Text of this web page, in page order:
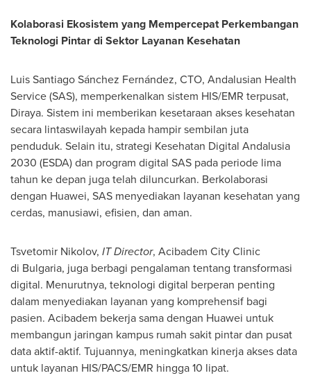
Kolaborasi Ekosistem yang Mempercepat Perkembangan
Teknologi Pintar di Sektor Layanan Kesehatan
Luis Santiago Sánchez Fernández, CTO, Andalusian Health
Service (SAS), memperkenalkan sistem HIS/EMR terpusat,
Diraya. Sistem ini memberikan kesetaraan akses kesehatan
secara lintaswilayah kepada hampir sembilan juta
penduduk. Selain itu, strategi Kesehatan Digital Andalusia
2030 (ESDA) dan program digital SAS pada periode lima
tahun ke depan juga telah diluncurkan. Berkolaborasi
dengan Huawei, SAS menyediakan layanan kesehatan yang
cerdas, manusiawi, efisien, dan aman.
Tsvetomir Nikolov, IT Director, Acibadem City Clinic
di Bulgaria, juga berbagi pengalaman tentang transformasi
digital. Menurutnya, teknologi digital berperan penting
dalam menyediakan layanan yang komprehensif bagi
pasien. Acibadem bekerja sama dengan Huawei untuk
membangun jaringan kampus rumah sakit pintar dan pusat
data aktif-aktif. Tujuannya, meningkatkan kinerja akses data
untuk layanan HIS/PACS/EMR hingga 10 lipat.